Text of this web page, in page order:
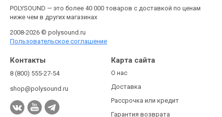
POLYSOUND — это более 40 000 товаров с доставкой по ценам
ниже чем в других магазинах
2008-2026 © polysound.ru
Пользовательское соглашение
Контакты
8 (800) 555-27-54
shop@polysound.ru
Карта сайта
О нас
Доставка
Рассрочка или кредит
Гарантия возврата